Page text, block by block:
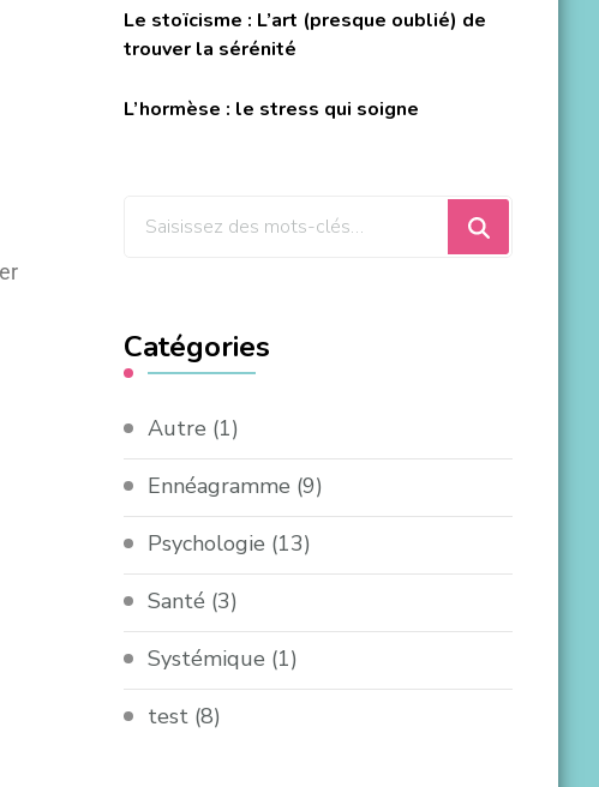
Le stoïcisme : L’art (presque oublié) de
trouver la sérénité
L’hormèse : le stress qui soigne
Catégories
Autre (1)
Ennéagramme (9)
Psychologie (13)
Santé (3)
Systémique (1)
test (8)